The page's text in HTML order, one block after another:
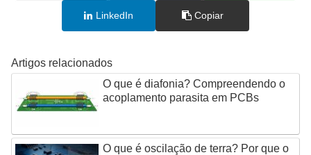
LinkedIn Copiar
Artigos relacionados
O que é diafonia? Compreendendo o
acoplamento parasita em PCBs
O que é oscilação de terra? Por que o